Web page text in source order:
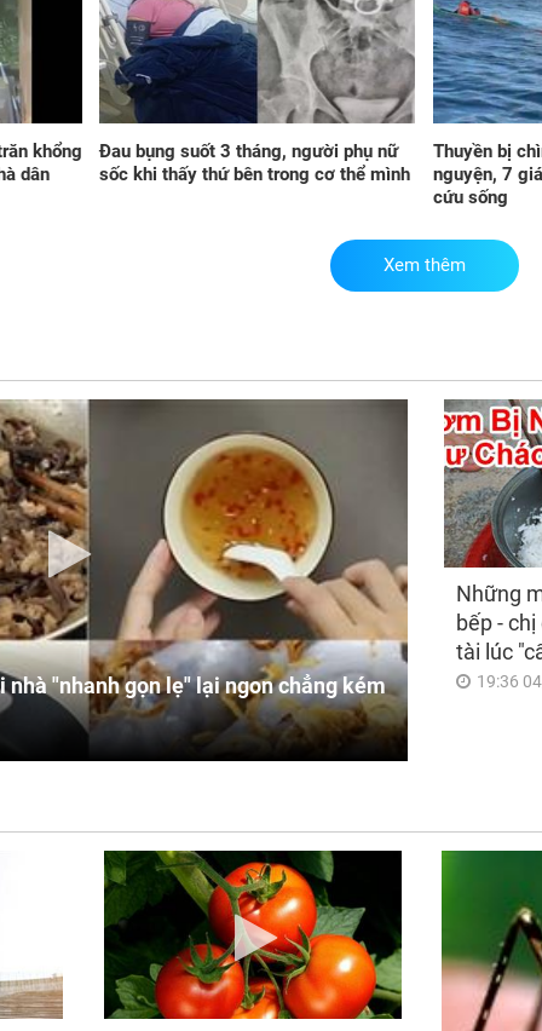
khổng
dân
Đau bụng suốt 3 tháng, người phụ nữ
sốc khi thấy thứ bên trong cơ thể mình
Thuyền bị
nguyện, 7
cứu sống
Xem thêm
nhà "nhanh gọn lẹ" lại ngon chẳng kém
Những
bếp -
tài lúc
19:36